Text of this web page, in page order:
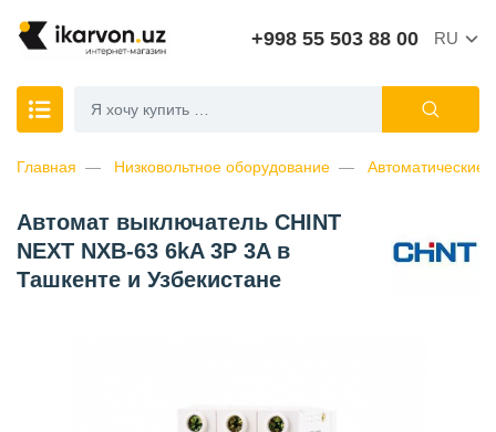
+998 55 503 88 00 RU
Главная Низковольтное оборудование Автоматические
Автомат выключатель CHINT
NEXT NXB-63 6kA 3P 3A в
Ташкенте и Узбекистане